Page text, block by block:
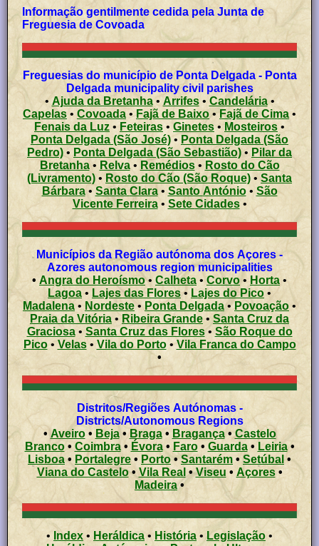
Informação gentilmente cedida pela Junta de
Freguesia de Covoada
Freguesias do município de Ponta Delgada - Ponta
Delgada municipality civil parishes
•
Ajuda da Bretanha• Arrifes• Candelária•
Capelas • Covoada • Fajã de Baixo • Fajã de Cima •
Fenais da Luz • Feteiras • Ginetes • Mosteiros •
Ponta Delgada (São José)• Ponta Delgada (São
Pedro) • Ponta Delgada (São Sebastião) • Pilar da
Bretanha• Relva• Remédios• Rosto do Cão
(Livramento) • Rosto do Cão (São Roque) • Santa
Bárbara• Santa Clara• Santo António• São
Vicente Ferreira• Sete Cidades•
Municípios da Região autónoma dos Açores -
Azores autonomous region municipalities
• Angra do Heroísmo• Calheta • Corvo• Horta •
Lagoa• Lajes das Flores• Lajes do Pico •
Madalena • Nordeste • Ponta Delgada•Povoação •
Praia da Vitória • Ribeira Grande • Santa Cruz da
Graciosa• Santa Cruz das Flores• São Roque do
Pico• Velas• Vila do Porto•Vila Franca do Campo
•
Distritos/Regiões Autónomas -
Districts/Autonomous Regions
•Aveiro• Beja• Braga• Bragança•Castelo
Branco• Coimbra• Évora• Faro• Guarda• Leiria•
Lisboa• Portalegre • Porto •Santarém • Setúbal •
Viana do Castelo• Vila Real •Viseu • Açores •
Madeira •
• Index • Heráldica • História • Legislação •